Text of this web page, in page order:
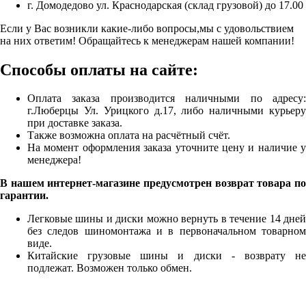
г. Домодедово ул. Краснодарская (склад грузовой) до 17.00
Если у Вас возникли какие-либо вопросы,мы с удовольствием
на них ответим! Обращайтесь к менеджерам нашей компании!
Способы оплаты на сайте:
Оплата заказа производится наличными по адресу:
г.Люберцы Ул. Урицкого д.17, либо наличными курьеру
при доставке заказа.
Также возможна оплата на расчётный счёт.
На момент оформления заказа уточните цену и наличие у
менеджера!
В нашем интернет-магазине предусмотрен возврат товара по
гарантии.
Легковые шины и диски можно вернуть в течение 14 дней
без следов шиномонтажа и в первоначальном товарном
виде.
Китайские грузовые шины и диски - возврату не
подлежат. Возможен только обмен.